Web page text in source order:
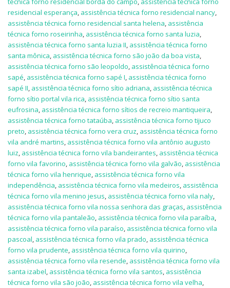
residencial esperança, assistência técnica forno residencial nancy,
assistência técnica forno residencial santa helena, assistência
técnica forno roseirinha, assistência técnica forno santa luzia,
assistência técnica forno santa luzia II, assistência técnica forno
santa mônica, assistência técnica forno são joão da boa vista,
assistência técnica forno são leopoldo, assistência técnica forno
sapé, assistência técnica forno sapé I, assistência técnica forno
sapé II, assistência técnica forno sítio adriana, assistência técnica
forno sítio portal vila rica, assistência técnica forno sítio santa
eufrosina, assistência técnica forno sítios de recreio mantiqueira,
assistência técnica forno tataúba, assistência técnica forno tijuco
preto, assistência técnica forno vera cruz, assistência técnica forno
vila andré martins, assistência técnica forno vila antônio augusto
luiz, assistência técnica forno vila bandeirantes, assistência técnica
forno vila favorino, assistência técnica forno vila galvão, assistência
técnica forno vila henrique, assistência técnica forno vila
independência, assistência técnica forno vila medeiros, assistência
técnica forno vila menino jesus, assistência técnica forno vila naly,
assistência técnica forno vila nossa senhora das graças, assistência
técnica forno vila pantaleão, assistência técnica forno vila paraíba,
assistência técnica forno vila paraíso, assistência técnica forno vila
pascoal, assistência técnica forno vila prado, assistência técnica
forno vila prudente, assistência técnica forno vila quirino,
assistência técnica forno vila resende, assistência técnica forno vila
santa izabel, assistência técnica forno vila santos, assistência
técnica forno vila são joão, assistência técnica forno vila velha,